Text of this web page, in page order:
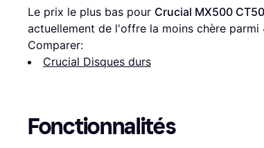
Le prix le plus bas pour Crucial MX500
actuellement de l'offre la moins chère parmi
Comparer:
Crucial Disques durs
Fonctionnalités